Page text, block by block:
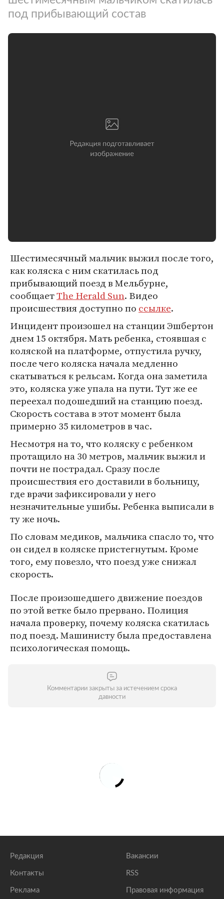
под прибывающий состав
Шестимесячный мальчик выжил после того,
как коляска с ним скатилась под
прибывающий поезд в Мельбурне,
сообщаетThe Herald Sun. Видео
происшествия доступно по ссылке.
Инцидент произошел на станции Эшбертон
днем 15 октября. Мать ребенка, стоявшая с
коляской на платформе, отпустила ручку,
после чего коляска начала медленно
скатываться к рельсам. Когда она заметила
это, коляска уже упала на пути. Тут же ее
переехал подошедший на станцию поезд.
Скорость состава в этот момент была
примерно 35 километров в час.
Несмотря на то, что коляску с ребенком
протащило на 30 метров, мальчик выжил и
почти не пострадал. Сразу после
происшествия его доставили в больницу,
где врачи зафиксировали у него
незначительные ушибы. Ребенка выписали в
ту же ночь.
По словам медиков, мальчика спасло то, что
он сидел в коляске пристегнутым. Кроме
того, ему повезло, что поезд уже снижал
скорость.
После произошедшего движение поездов
по этой ветке было прервано. Полиция
начала проверку, почему коляска скатилась
под поезд. Машинисту была предоставлена
психологическая помощь.
Комментарии закрыты за истечением срока
давности
Редакция
Контакты
Реклама
Вакансии
RSS
Правовая информация